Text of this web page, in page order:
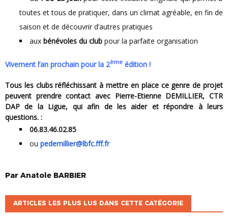
toutes et tous de pratiquer, dans un climat agréable, en fin de
saison et de découvrir d’autres pratiques
aux bénévoles du club pour la parfaite organisation
Vivement l’an prochain pour la 2ème édition !
Tous les clubs réfléchissant à mettre en place ce genre de projet
peuvent prendre contact avec Pierre-Etienne DEMILLIER, CTR
DAP de la Ligue, qui afin de les aider et répondre à leurs
questions. :
06.83.46.02.85
ou pedemillier@lbfc.fff.fr
Par Anatole BARBIER
ARTICLES LES PLUS LUS DANS CETTE CATÉGORIE